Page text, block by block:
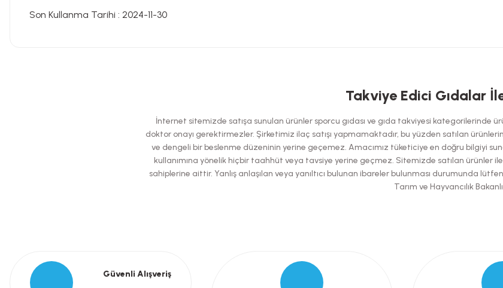
Son Kullanma Tarihi : 2024-11-30
Bu ürüne ilk yorumu siz yapın!
Yorum Yaz
Ürün resmi kalitesiz, bozuk veya görüntülenemiyor.
Ürün açıklamasında eksik bilgiler bulunuyor.
Ürün bilgilerinde hatalar bulunuyor.
Ürün fiyatı diğer sitelerden daha pahalı.
Takviye Edici Gıdalar
İnternet sitemizde satışa sunulan ürünler sporcu gıdası ve gıda takviyesi kategorilerinde
doktor onayı gerektirmezler. Şirketimiz ilaç satışı yapmamaktadır, bu yüzden satılan
ve dengeli bir beslenme düzeninin yerine geçemez. Amacımız tüketiciye en doğru bilgiyi
kullanımına yönelik hiçbir taahhüt veya tavsiye yerine geçmez. Sitemizde satılan ürünler
sahiplerine aittir. Yanlış anlaşılan veya yanıltıcı bulunan ibareler bulunması durumunda
Tarım ve Hayvancılık
Güvenli Alışveriş